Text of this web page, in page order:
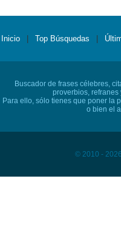
Inicio Top Búsquedas
Buscador de frases célebres,
proverbios, refranes
Para ello, sólo tienes que poner la
o bien el
© 2010 -